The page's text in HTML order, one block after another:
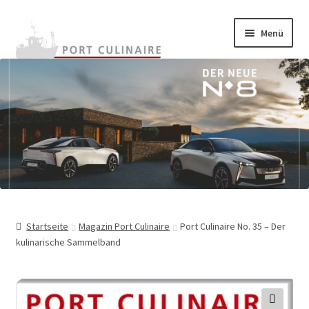
Navigation
springen
Zum
Inhalt
springen
Menü
Onlineshop
Warenkunde
Rezepte
Termine
Archiv
Startseite Magazin Port Culinaire
Port Culinaire No. 35 – Der
kulinarische Sammelband